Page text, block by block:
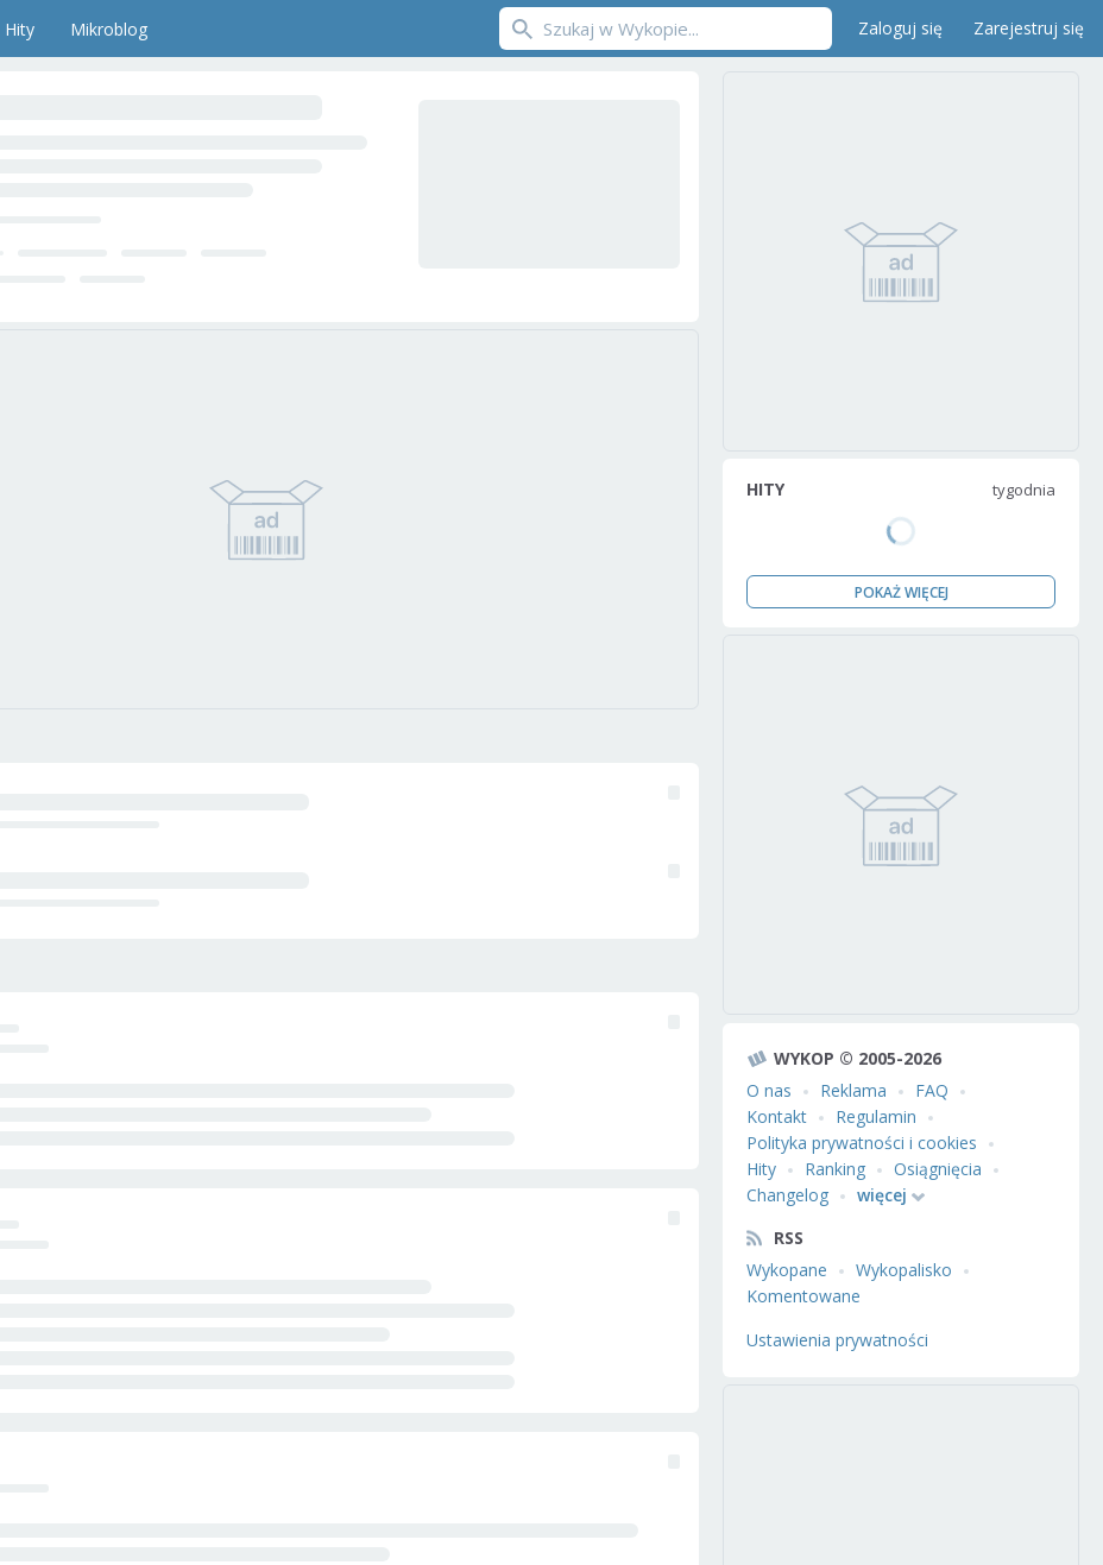
Hity Mikroblog Zaloguj się Zarejestruj się
HITY tygodnia
POKAŻ WIĘCEJ
WYKOP © 2005-2026
O nas
Reklama
FAQ
Kontakt
Regulamin
Polityka prywatności i cookies
Hity
Ranking
Osiągnięcia
Changelog
więcej
RSS
Wykopane
Wykopalisko
Komentowane
Ustawienia prywatności